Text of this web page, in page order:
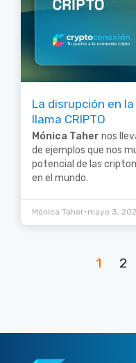
La disrupción en
llama CRIPTO
Mónica Taher nos
de ejemplos que nos
potencial de las
en el mundo.
Mónica Taher•mayo 3,
1 2